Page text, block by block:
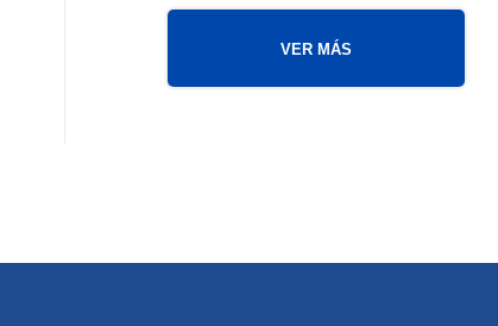
VER MÁS